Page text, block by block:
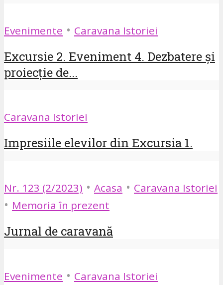
Evenimente • Caravana Istoriei
Excursie 2. Eveniment 4. Dezbatere și
proiecție de...
Caravana Istoriei
Impresiile elevilor din Excursia 1.
Nr. 123 (2/2023) • Acasa • Caravana Istoriei
• Memoria în prezent
Jurnal de caravană
Evenimente • Caravana Istoriei